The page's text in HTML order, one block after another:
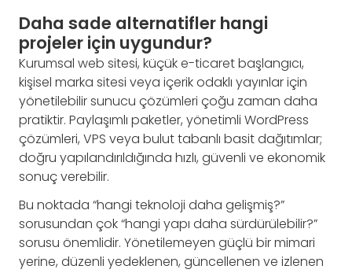
Daha sade alternatifler hangi
projeler için uygundur?
Kurumsal web sitesi, küçük e-ticaret başlangıcı,
kişisel marka sitesi veya içerik odaklı yayınlar için
yönetilebilir sunucu çözümleri çoğu zaman daha
pratiktir. Paylaşımlı paketler, yönetimli WordPress
çözümleri, VPS veya bulut tabanlı basit dağıtımlar;
doğru yapılandırıldığında hızlı, güvenli ve ekonomik
sonuç verebilir.
Bu noktada “hangi teknoloji daha gelişmiş?”
sorusundan çok “hangi yapı daha sürdürülebilir?”
sorusu önemlidir. Yönetilemeyen güçlü bir mimari
yerine, düzenli yedeklenen, güncellenen ve izlenen